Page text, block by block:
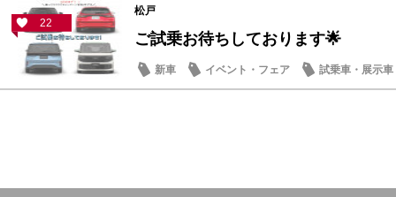
22
松戸
ご試乗お待ちしております🌟
新車 イベント・フェア 試乗車・展示車